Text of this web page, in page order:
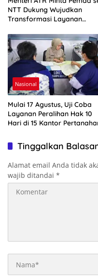
NTT Dukung Wujudkan
Transformasi Layanan
Nasional
Mulai 17 Agustus, Uji Coba
Layanan Peralihan Hak 10
Hari di 15 Kantor
Tinggalkan
Alamat email Anda tidak
wajib ditandai *